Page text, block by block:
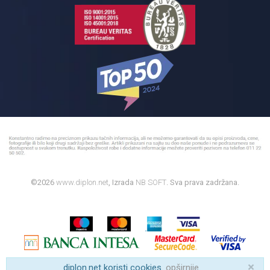
©2026 www.diplon.net , Izrada NB SOFT . Sva prava zadržana.
×
diplon.net koristi cookies. opširnije